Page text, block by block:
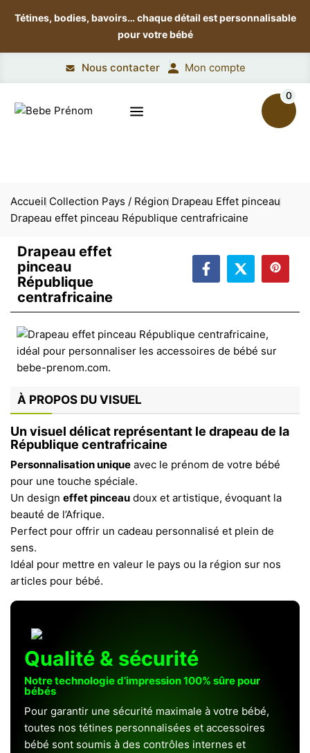
Tétines, bodies, bavoirs…chaque détail est personnalisable
pour votre bébé
Nous contacter Mon compte
0
Accueil Collection Pays / Région Drapeau Effet pinceau
Drapeau effet pinceau République centrafricaine
Drapeau effet
pinceau
République
centrafricaine
À PROPOS DU VISUEL
Un visuel délicat représentant le drapeau de la
République centrafricaine
Personnalisation unique avec le prénom de votre bébé
pour une touche spéciale.
Un design effet pinceau doux et artistique, évoquant la
beauté de l’Afrique.
Perfect pour offrir un cadeau personnalisé et plein de
sens.
Idéal pour mettre en valeur le pays ou la région sur nos
articles pour bébé.
Qualité & sécurité
Notre technologie d’impression 100% sûre pour
bébés
Pour garantir une sécurité maximale à votre bébé,
toutes nos tétines personnalisées et accessoires
bébé sont soumis à des contrôles internes et